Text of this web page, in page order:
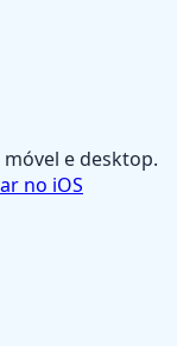
e desktop.
no iOS